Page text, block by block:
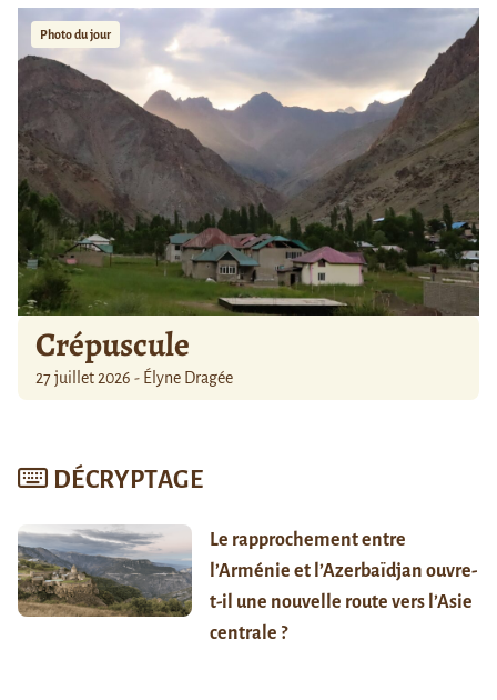
Photo du jour
Crépuscule
27 juillet 2026 - Élyne Dragée
DÉCRYPTAGE
Le rapprochement entre
l’Arménie et l’Azerbaïdjan ouvre-
t-il une nouvelle route vers l’Asie
centrale ?